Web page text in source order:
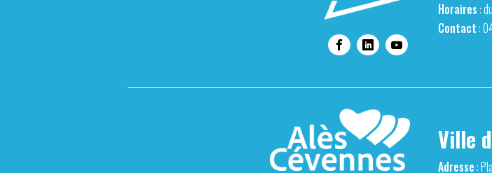
Horaires:
Contact:
Ville
Adresse: